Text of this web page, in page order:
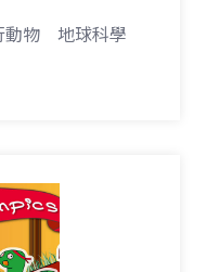
動物 地球科學